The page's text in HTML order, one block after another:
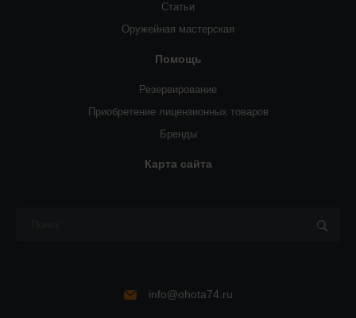
Статьи
Оружейная мастерская
Помощь
Резервирование
Приобретение лицензионных товаров
Бренды
Карта сайта
info@ohota74.ru